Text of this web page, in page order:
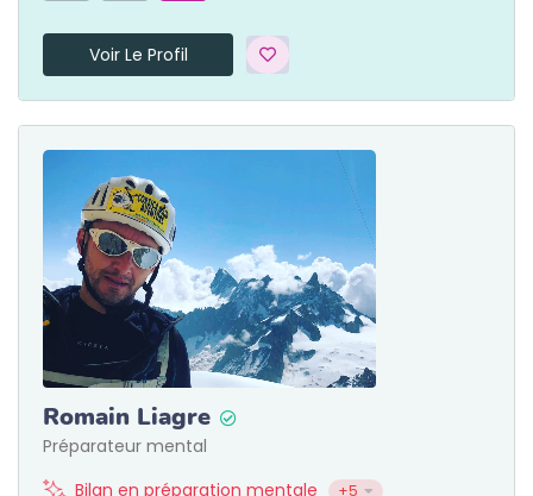
Voir Le Profil
Romain Liagre
Préparateur mental
Bilan en préparation mentale
+5